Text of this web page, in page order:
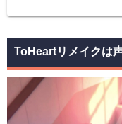
ToHeartリメイクは